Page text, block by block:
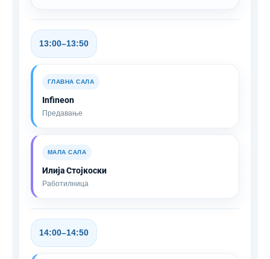
13:00–13:50
ГЛАВНА САЛА
Infineon
Предавање
МАЛА САЛА
Илија Стојкоски
Работилница
14:00–14:50